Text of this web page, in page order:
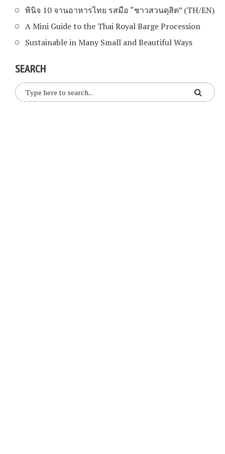
พินิจ 10 จานอาหารไทย รสมือ “ชาวสวนดุสิต” (TH/EN)
A Mini Guide to the Thai Royal Barge Procession
Sustainable in Many Small and Beautiful Ways
SEARCH